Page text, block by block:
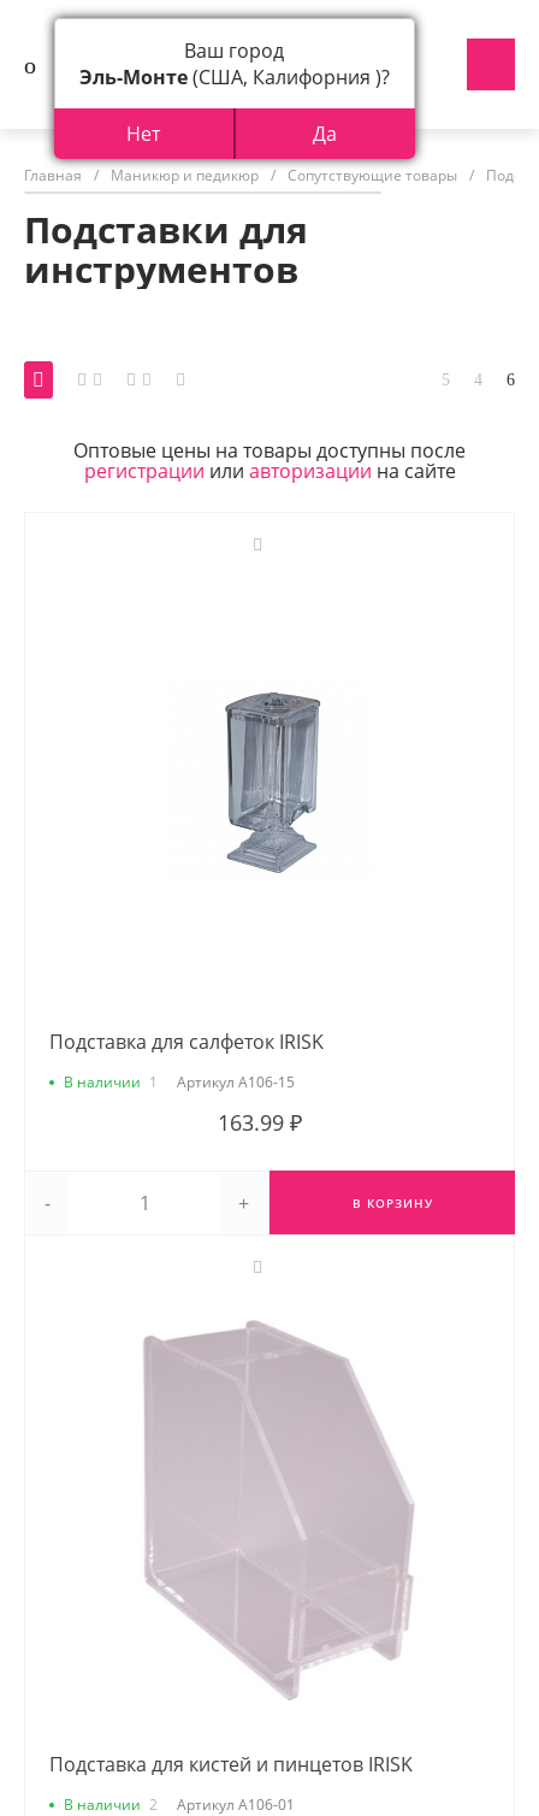
Главная / Маникюр и педикюр / Сопутствующие товары /
Подставки для
инструментов
Оптовые цены на товары доступны после
регистрации или авторизации на сайте
Подставка для салфеток IRISK
В наличии 1 Артикул А106-15
163.99 ₽
- + В КОРЗИНУ
Подставка для кистей и пинцетов IRISK
В наличии 2 Артикул А106-01
Ваш город
Эль-Монте(США, Калифорния )?
Нет Да